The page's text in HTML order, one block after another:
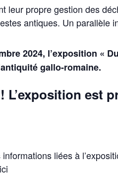
leur propre gestion des
antiques. Un parallèle
2024, l’exposition «
gallo-romaine.
est
liées à